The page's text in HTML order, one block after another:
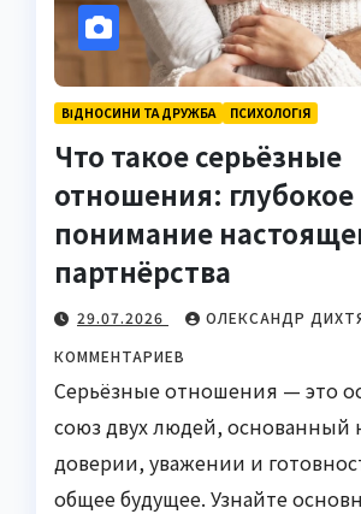
ВІДНОСИНИ ТА ДРУЖБА ПСИХОЛОГІЯ
Что такое серьёзные
отношения: глубокое
понимание
партнёрства
29.07.2026 ОЛЕКСАНДР
КОММЕНТАРИЕВ
Серьёзные отношения — это
союз двух людей, основанный
доверии, уважении и
общее будущее. Узнайте